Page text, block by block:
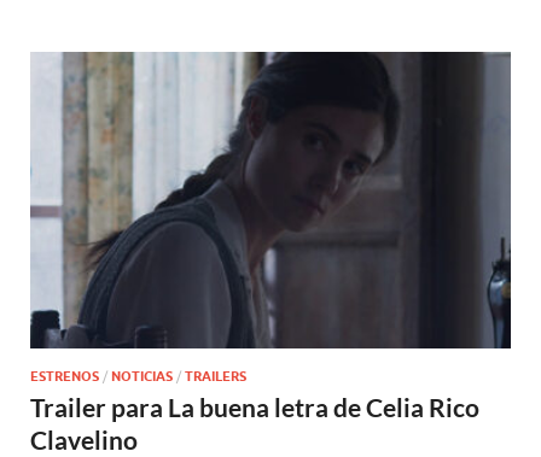
ESTRENOS / NOTICIAS / TRAILERS
Trailer para La buena letra de Celia Rico
Clavelino